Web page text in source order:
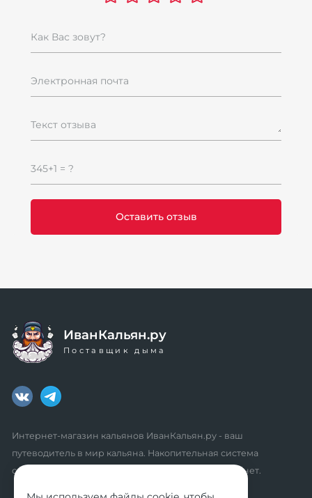
Как Вас зовут?
Электронная почта
Текст отзыва
345+1 = ?
ИванКальян.ру
Поставщик дыма
Интернет-магазин кальянов ИванКальян.ру - ваш
путеводитель в мир кальяна. Накопительная система
скидок, промокоды, акции. Удобный личный кабинет.